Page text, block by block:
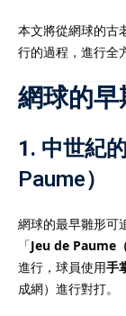
本文將從網球的古
行的過程，進行全
網球的
1. 中世紀
Paume）
網球的最早雛形可
「Jeu de Paume
進行，球員使用手
成網）進行對打。